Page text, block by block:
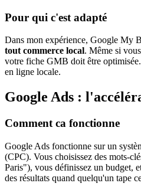
Pour qui c'est adapté
Dans mon expérience, Google My
tout commerce local. Même si
votre fiche GMB doit être
en ligne locale.
Google Ads :
Comment ca fonctionne
Google Ads fonctionne sur un
(CPC). Vous choisissez des mots-
Paris"), vous définissez un budget,
des résultats quand quelqu'un tape